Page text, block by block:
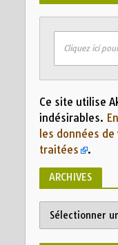
Cliquez ici
Ce site utilise
indésirables.
les données
traitées
.
ARCHIVES